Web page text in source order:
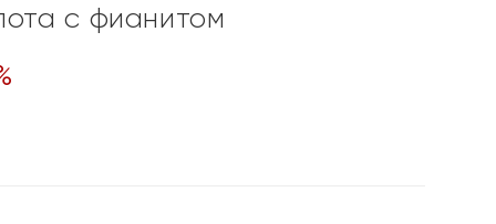
с фианитом